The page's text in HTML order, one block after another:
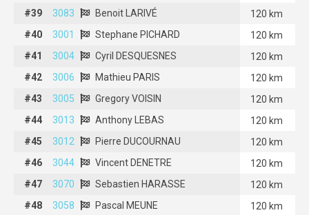
#39
3083 Benoit LARIVÉ
120 km
#40
3001 Stephane PICHARD
120 km
#41
3004 Cyril DESQUESNES
120 km
#42
3006 Mathieu PARIS
120 km
#43
3005 Gregory VOISIN
120 km
#44
3013 Anthony LEBAS
120 km
#45
3012 Pierre DUCOURNAU
120 km
#46
3044 Vincent DENETRE
120 km
#47
3070 Sebastien HARASSE
120 km
#48
3058 Pascal MEUNE
120 km
#39
3083
Benoit LARIVÉ
#40
3001
Stephane PICHARD
#41
3004
Cyril DESQUESNES
#42
3006
Mathieu PARIS
#43
3005
Gregory VOISIN
#44
3013
Anthony LEBAS
#45
3012
Pierre DUCOURNAU
#46
3044
Vincent DENETRE
#47
3070
Sebastien HARASSE
#48
3058
Pascal MEUNE